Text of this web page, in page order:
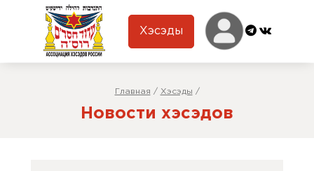
Хэсэды
Главная / Хэсэды /
Новости хэсэдов